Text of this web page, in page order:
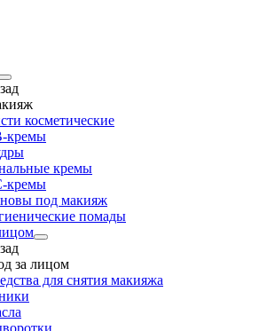
косметические
кремы
кремы
кремы
под макияж
помады
за лицом
для снятия макияжа